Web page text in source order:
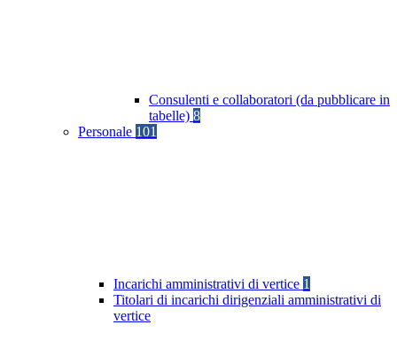
Consulenti e collaboratori (da pubblicare in
tabelle) 8
Personale 101
Incarichi amministrativi di vertice 1
Titolari di incarichi dirigenziali amministrativi di
vertice